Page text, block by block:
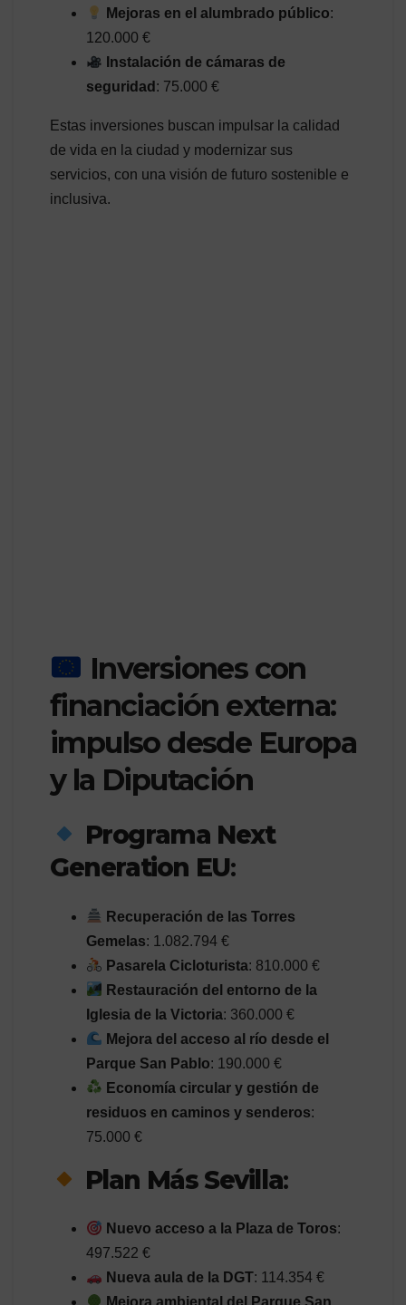
Mejoras en el alumbrado público:
120.000 €
Instalación de cámaras de
seguridad : 75.000 €
Estas inversiones buscan impulsar la calidad
de vida en la ciudad y modernizar sus
servicios, con una visión de futuro sostenible e
inclusiva.
Inversiones con
financiación externa:
impulso desde Europa
y la Diputación
Programa Next
Generation EU:
Recuperación de las Torres
Gemelas: 1.082.794 €
Pasarela Cicloturista: 810.000 €
Restauración del entorno de la
Iglesia de la Victoria: 360.000 €
Mejora del acceso al río desde el
Parque San Pablo: 190.000 €
Economía circular y gestión de
residuos en caminos y senderos:
75.000 €
Plan Más Sevilla:
Nuevo acceso a la Plaza de Toros:
497.522 €
Nueva aula de la DGT: 114.354 €